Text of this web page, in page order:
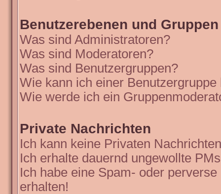
Benutzerebenen und Gruppen
Was sind Administratoren?
Was sind Moderatoren?
Was sind Benutzergruppen?
Wie kann ich einer Benutzergruppe
Wie werde ich ein
Private Nachrichten
Ich kann keine Privaten
Ich erhalte dauernd ungewollte
Ich habe eine Spam- oder
erhalten!